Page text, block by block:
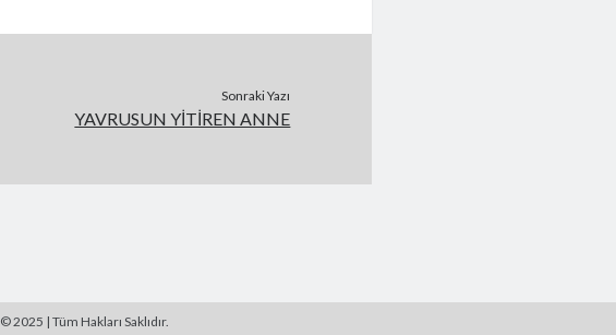
Sonraki Yazı
YAVRUSUN YİTİREN ANNE
© 2025 | Tüm Hakları Saklıdır.